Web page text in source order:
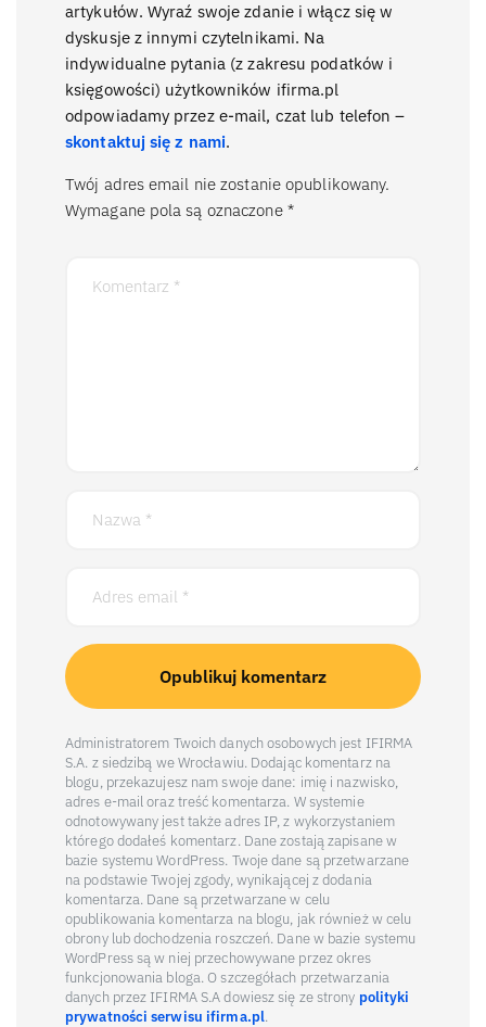
artykułów. Wyraź swoje zdanie i włącz się w
dyskusje z innymi czytelnikami. Na
indywidualne pytania (z zakresu podatków i
księgowości) użytkowników ifirma.pl
odpowiadamy przez e-mail, czat lub telefon –
skontaktuj się z nami.
Twój adres email nie zostanie opublikowany.
Wymagane pola są oznaczone *
Administratorem Twoich danych osobowych jest IFIRMA
S.A. z siedzibą we Wrocławiu. Dodając komentarz na
blogu, przekazujesz nam swoje dane: imię i nazwisko,
adres e-mail oraz treść komentarza. W systemie
odnotowywany jest także adres IP, z wykorzystaniem
którego dodałeś komentarz. Dane zostają zapisane w
bazie systemu WordPress. Twoje dane są przetwarzane
na podstawie Twojej zgody, wynikającej z dodania
komentarza. Dane są przetwarzane w celu
opublikowania komentarza na blogu, jak również w celu
obrony lub dochodzenia roszczeń. Dane w bazie systemu
WordPress są w niej przechowywane przez okres
funkcjonowania bloga. O szczegółach przetwarzania
danych przez IFIRMA S.A dowiesz się ze strony polityki
prywatności serwisu ifirma.pl.